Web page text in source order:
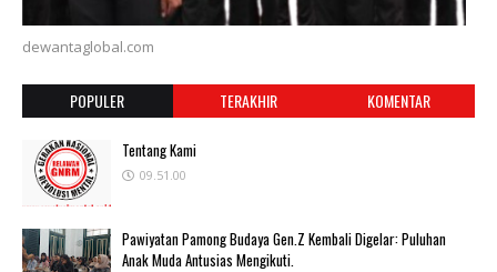
dewantaglobal.com
POPULER TERAKHIR KOMENTAR
Tentang Kami
09.51.00
Pawiyatan Pamong Budaya Gen.Z Kembali Digelar: Puluhan
Anak Muda Antusias Mengikuti.